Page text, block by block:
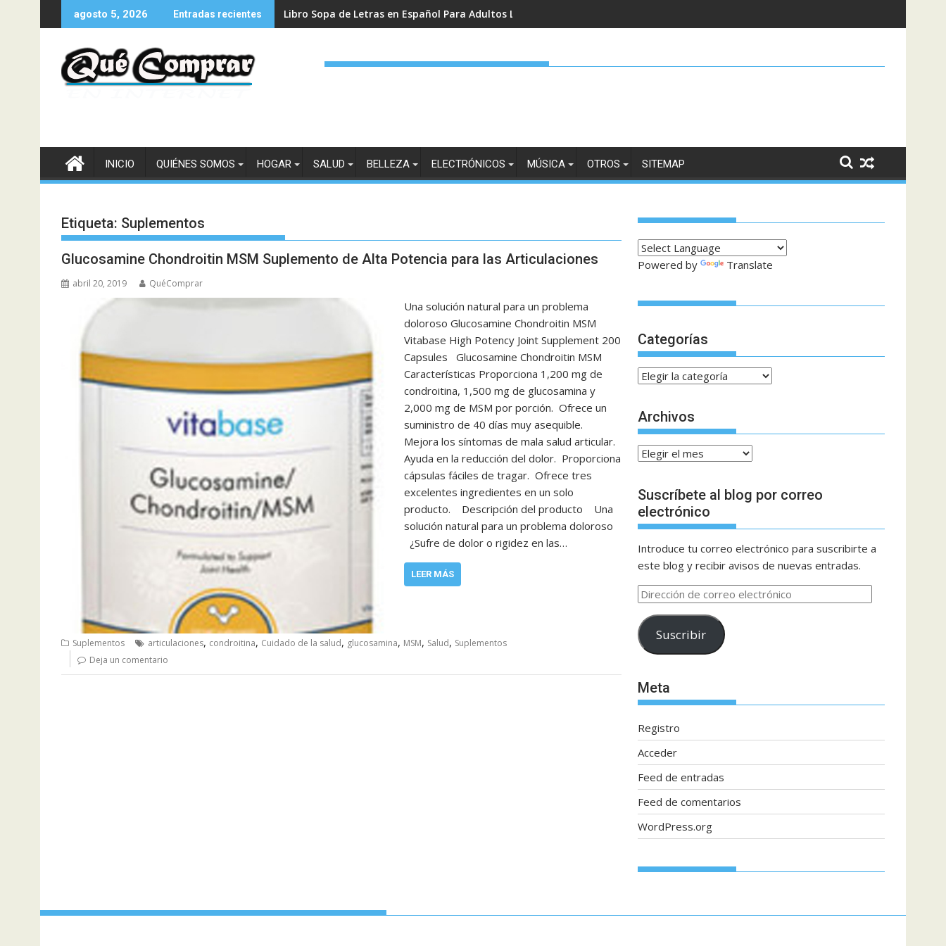
al
agosto 5, 2026 Entradas recientes Libro Sopa de Letras en Español Para Adultos Letra Grande en Amazon
INICIO QUIÉNES SOMOS HOGAR SALUD BELLEZA ELECTRÓNICOS MÚSICA OTROS SITEMAP
Etiqueta: Suplementos
Glucosamine Chondroitin MSM Suplemento de Alta Potencia para las Articulaciones
abril 20, 2019 QuéComprar
Una solución natural para un problema
doloroso Glucosamine Chondroitin MSM
Vitabase High Potency Joint Supplement 200
Capsules Glucosamine Chondroitin MSM
Características Proporciona 1,200 mg de
condroitina, 1,500 mg de glucosamina y
2,000 mg de MSM por porción. Ofrece un
suministro de 40 días muy asequible.
Mejora los síntomas de mala salud articular.
Ayuda en la reducción del dolor. Proporciona
cápsulas fáciles de tragar. Ofrece tres
excelentes ingredientes en un solo
producto. Descripción del producto Una
solución natural para un problema doloroso
¿Sufre de dolor o rigidez en las…
LEER MÁS
Suplementos articulaciones, condroitina, Cuidado de la salud, glucosamina, MSM, Salud, Suplementos
Deja un comentario
Powered by Translate
Categorías
Categorías
Archivos
Archivos
Suscríbete al blog por correo
electrónico
Introduce tu correo electrónico para suscribirte a
este blog y recibir avisos de nuevas entradas.
Dirección
correo
electrónico
Suscribir
Meta
Registro
Acceder
Feed de entradas
Feed de comentarios
WordPress.org